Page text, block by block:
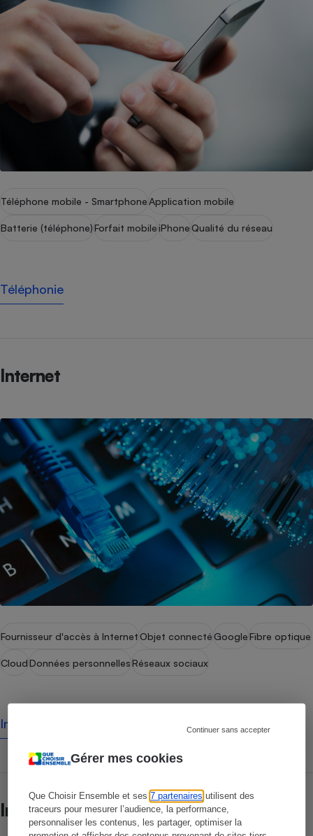
Gérer mes cookies
Que Choisir Ensemble et ses7 partenaires utilisent des
traceurs pour mesurer l’audience, la performance,
personnaliser les contenus, les partager, optimiser la
Continuer sans accepter
Téléphone mobile - SmartphoneApplication mobile
Batterie (téléphone) Forfait mobileiPhone Qualité du réseau
Téléphonie
Internet
Fournisseur d'accès à Internet Objet connecté GoogleFibre optique
CloudDonnées personnellesRéseaux sociaux
Internet
Informatique